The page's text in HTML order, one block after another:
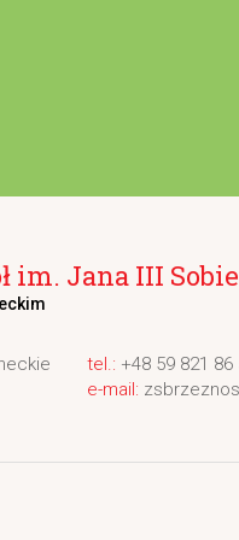
im. Jana III
+48 59 821 86